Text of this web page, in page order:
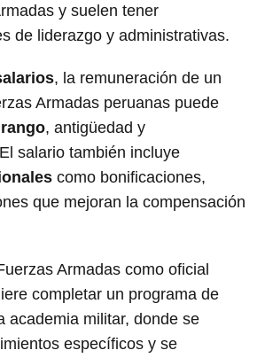
y suelen tener
de liderazgo y administrativas.
, la remuneración de un
Armadas peruanas puede
, antigüedad y
salario también incluye
como bonificaciones,
que mejoran la compensación
Armadas como oficial
completar un programa de
academia militar, donde se
específicos y se